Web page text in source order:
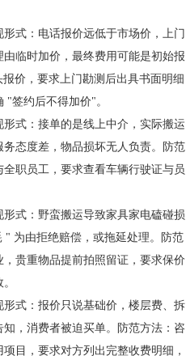
形式：电话报价远低于市场价，上门
临时加价，最终费用可能是初始报
价，要求上门勘测后出具书面明细
"签约后不得加价"。
形式：接单的是线上中介，实际搬运
态度差，物品损坏无人负责。防范
职员工，要求查看车辆行驶证与员
形式：野蛮搬运导致家具家电磕碰损
为由拒绝赔偿，或拖延处理。防范
贵重物品提前拍照留证，要求保价
形式：报价只说基础价，楼层费、拆
，消费者被迫买单。防范方法：咨
目，要求对方列出完整收费明细，